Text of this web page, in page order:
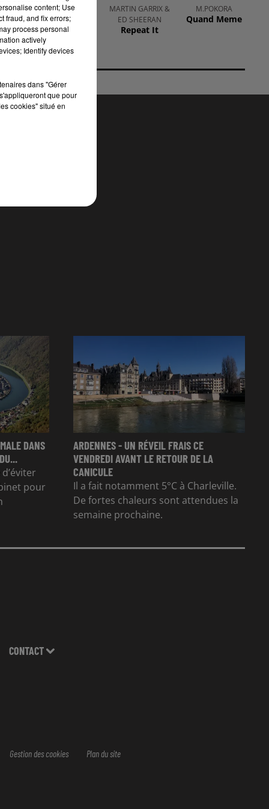
ZAHO FEAT. MC
SOLAAR
Comme
MARTIN GARRIX &
ED SHEERAN
Repeat It
M.POKORA
Quand Meme
DANS
pour
ARDENNES - UN RÉVEIL FRAIS CE
VENDREDI AVANT LE RETOUR DE LA
CANICULE
Il a fait notamment 5°C à Charleville.
De fortes chaleurs sont attendues la
semaine prochaine.
CONTACT
Gestion des cookies Plan du site
content; Use
fraud, and fix errors;
process personal
actively
Identify devices
dans "Gérer
que pour
cookies" situé en